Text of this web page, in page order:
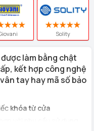
Solity
làm bằng chật
kết hợp công nghệ
tay hay mã số bảo
khóa từ cửa